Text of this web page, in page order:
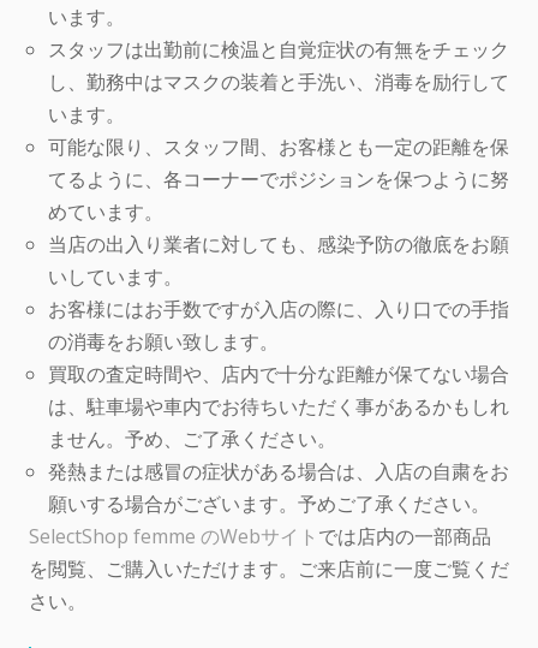
います。
スタッフは出勤前に検温と自覚症状の有無をチェック
し、勤務中はマスクの装着と手洗い、消毒を励行して
います。
可能な限り、スタッフ間、お客様とも一定の距離を保
てるように、各コーナーでポジションを保つように努
めています。
当店の出入り業者に対しても、感染予防の徹底をお願
いしています。
お客様にはお手数ですが入店の際に、入り口での手指
の消毒をお願い致します。
買取の査定時間や、店内で十分な距離が保てない場合
は、駐車場や車内でお待ちいただく事があるかもしれ
ません。予め、ご了承ください。
発熱または感冒の症状がある場合は、入店の自粛をお
願いする場合がございます。予めご了承ください。
SelectShop femme のWebサイト では店内の一部商品
を閲覧、ご購入いただけます。ご来店前に一度ご覧くだ
さい。